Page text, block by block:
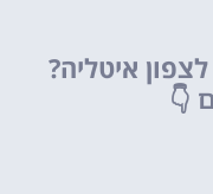
איטליה?
👇